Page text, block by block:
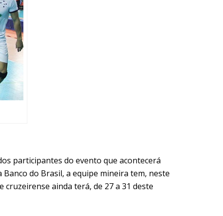
participantes do evento que acontecerá
do Brasil, a equipe mineira tem, neste
ainda terá, de 27 a 31 deste